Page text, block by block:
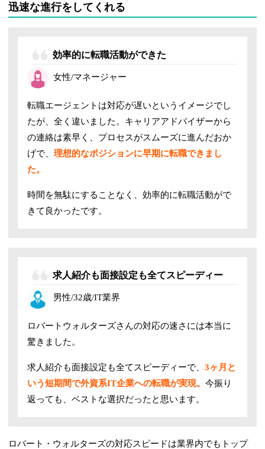
迅速な進行をしてくれる
効率的に転職活動ができた
女性/マネージャー
転職エージェントは対応が遅いというイメージでし
たが、全く違いました。キャリアアドバイザーから
の連絡は素早く、プロセスがスムーズに進んだおか
げで、理想的なポジションに早期に転職できまし
た。
時間を無駄にすることなく、効率的に転職活動がで
きて良かったです。
求人紹介も面接設定も全てスピーディー
男性/32歳/IT業界
ロバートウォルターズさんの対応の速さには本当に
驚きました。
求人紹介も面接設定も全てスピーディーで、3ヶ月と
いう短期間で外資系IT企業への転職が実現。今振り
返っても、ベストな選択だったと思います。
ロバート・ウォルターズの対応スピードは業界内でもトップ